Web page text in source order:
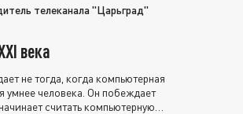
телеканала "Царьград"
века
не тогда, когда компьютерная
умнее человека. Он побеждает
считать компьютерную